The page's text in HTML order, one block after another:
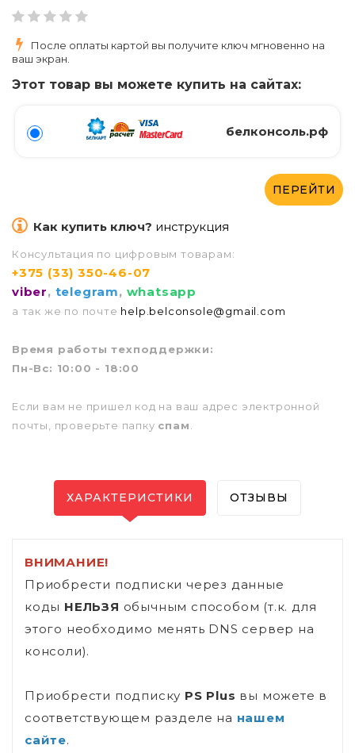
После оплаты картой вы получите ключ мгновенно на
ваш экран.
Этот товар вы можете купить на сайтах:
белконсоль.рф
ПЕРЕЙТИ
Как купить ключ? инструкция
Консультация по цифровым товарам:
+375 (33) 350-46-07
viber, telegram, whatsapp
а так же по почте help.belconsole@gmail.com
Время работы техподдержки:
Пн-Вс: 10:00 - 18:00
Если вам не пришел код на ваш адрес электронной
почты, проверьте папку спам.
ХАРАКТЕРИСТИКИ ОТЗЫВЫ
ВНИМАНИЕ!
Приобрести подписки через данные
коды НЕЛЬЗЯ обычным способом (т.к. для
этого необходимо менять DNS сервер на
консоли).
Приобрести подписку PS Plus вы можете в
соответствующем разделе на нашем
сайте.